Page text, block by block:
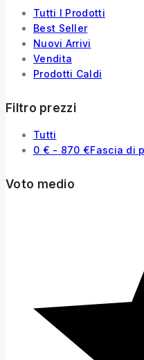
Tutti I Prodotti
Best Seller
Nuovi Arrivi
Vendita
Prodotti Caldi
Filtro prezzi
Tutti
0 € - 870 €Fascia di
Voto medio